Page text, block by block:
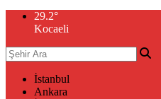
29.2°
Kocaeli
İstanbul
Ankara